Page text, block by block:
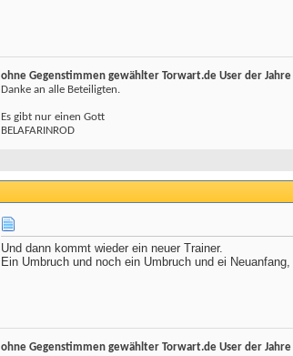
ohne Gegenstimmen gewählter Torwart.de User der
Danke an alle Beteiligten.
Es gibt nur einen Gott
BELAFARINROD
Und dann kommt wieder ein neuer Trainer.
Ein Umbruch und noch ein Umbruch und ei
ohne Gegenstimmen gewählter Torwart.de User der